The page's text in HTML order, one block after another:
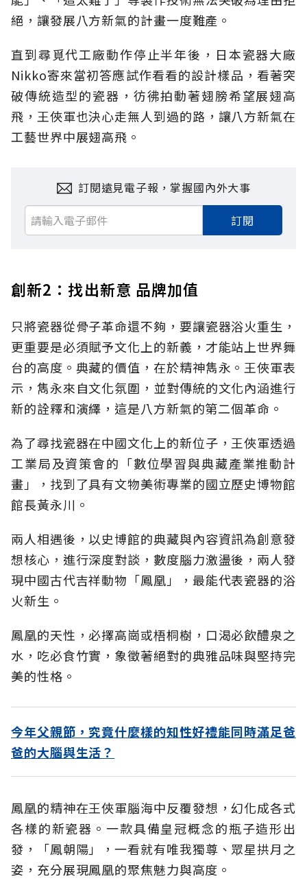
絕，讓發展八方新氣的計畫一度難產。
直到尋覓代工廠動作停止半年後，日本瓷器大廠
Nikko寄來當初答應試作看看的設計樣品，看著突
破傳統造型的瓷器，彷彿拍動著翅膀希望展翅高
飛，王俠軍也決心走無人到過的路，讓八方新氣在
工藝世界中展翅高飛。
訂閱遠見電子報，掌握國內外大事
訂閱
創新2：找出新意 品牌加值
只將瓷器從骨子革命還不夠，要讓瓷器浴火重生，
更重要是必須賦予文化上的新義，才能站上世界舞
台的高度。典藏的價值，在於精神雋永。王俠軍表
示，雋永來自文化氛圍，並對傳統的文化內涵進行
新的詮釋和演繹，這是八方新氣的第二個革命。
為了尋找瓷器在中國文化上的新位子，王俠軍透過
工業局及資策會的「數位學習與典藏產業推動計
畫」，找到了具有文物美術專業的國立歷史博物館
館長黃永川。
兩人相遇後，以史博館的典藏與內容資訊為創意發
想核心，進行深度對談，數度腦力激盪後，兩人發
現中國古代吉祥動物「鳳凰」，最能代表瓷器的浴
火新生。
鳳凰的天性，必擇高崗或梧桐樹，口渴必飲醴泉之
水，吃必食竹實，象徵著絕對的典雅品味與堅持完
美的性格。
今年父親節，究竟什麼樣的知性好禮能同時滿足爸
爸的大腦與生活？
鳳凰的精神在王俠軍腦海中反覆發想，幻化成各式
各樣的新瓷器。一款具備皇冠概念的瓶子造形出
發，「鳳朝陽」，一看就有唯我獨尊、眾星拱月之
姿，充分展現鳳凰的聚焦魅力與高度。